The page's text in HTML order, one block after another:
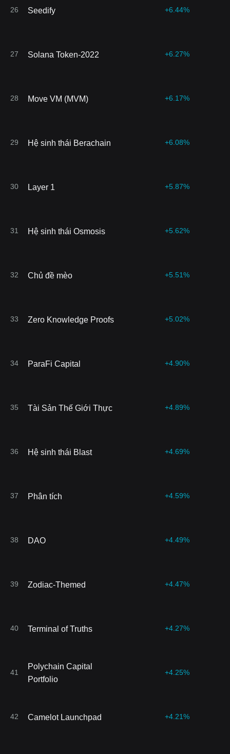
26 Seedify +6.44%
27 Solana Token-2022 +6.27%
28 Move VM (MVM) +6.17%
29 Hệ sinh thái Berachain +6.08%
30 Layer 1 +5.87%
31 Hệ sinh thái Osmosis +5.62%
32 Chủ đề mèo +5.51%
33 Zero Knowledge Proofs +5.02%
34 ParaFi Capital +4.90%
35 Tài Sản Thế Giới Thực +4.89%
36 Hệ sinh thái Blast +4.69%
37 Phân tích +4.59%
38 DAO +4.49%
39 Zodiac-Themed +4.47%
40 Terminal of Truths +4.27%
41
Polychain Capital
Portfolio
+4.25%
42 Camelot Launchpad +4.21%